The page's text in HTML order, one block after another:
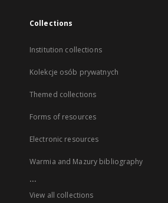
Collections
Institution collections
Kolekcje osób prywatnych
Themed collections
Forms of resources
Electronic resources
Warmia and Mazury bibliography
...
View all collections